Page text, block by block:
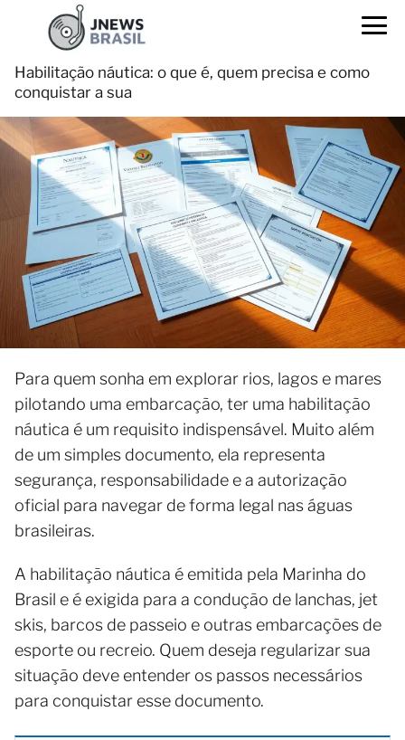
Habilitação náutica: o que é, quem precisa e como
conquistar a sua
Para quem sonha em explorar rios, lagos e mares
pilotando uma embarcação, ter uma habilitação
náutica é um requisito indispensável. Muito além
de um simples documento, ela representa
segurança, responsabilidade e a autorização
oficial para navegar de forma legal nas águas
brasileiras.
A habilitação náutica é emitida pela Marinha do
Brasil e é exigida para a condução de lanchas, jet
skis, barcos de passeio e outras embarcações de
esporte ou recreio. Quem deseja regularizar sua
situação deve entender os passos necessários
para conquistar esse documento.